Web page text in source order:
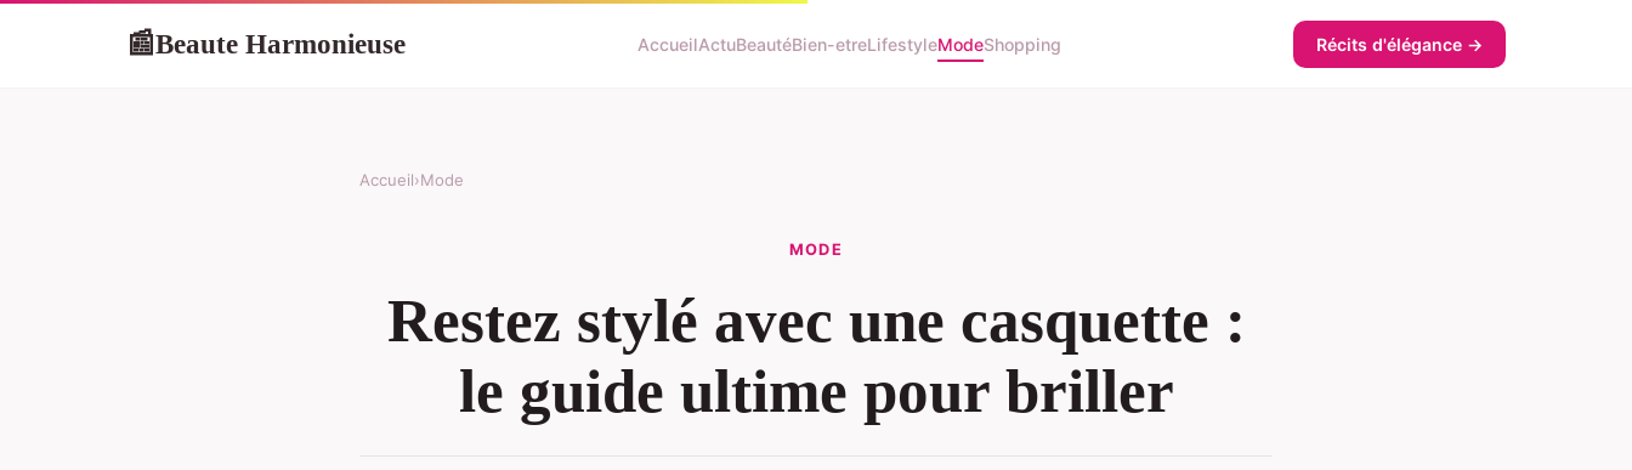
📰Beaute Harmonieuse AccueilActuBeautéBien-etreLifestyleModeShopping Récits d'élégance →
Accueil›Mode
MODE
Restez stylé avec une casquette :
le guide ultime pour briller